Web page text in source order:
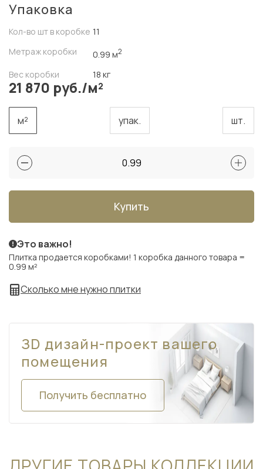
Упаковка
Кол-во шт в коробке 11
Метраж коробки
0.99 м2
Вес коробки 18 кг
21 870 руб./м²
м² упак. шт.
Купить
Это важно!
Плитка продается коробками! 1 коробка данного товара =
0.99 м²
Сколько мне нужно плитки
ЗD дизайн-проект вашего
помещения
Получить бесплатно